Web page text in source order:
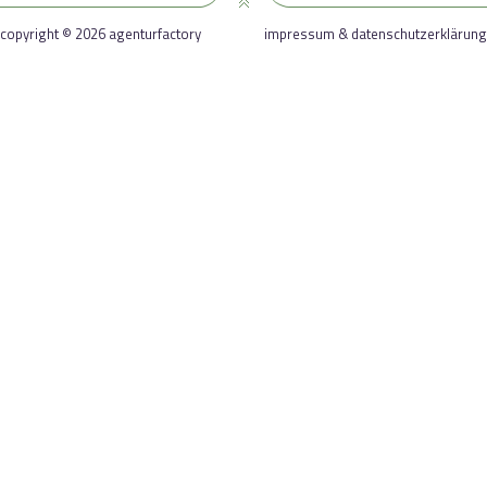
copyright © 2026 agenturfactory impressum & datenschutzerklärung